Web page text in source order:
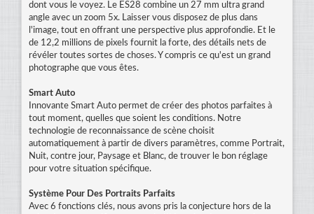
dont vous le voyez. Le ES28 combine un 27 mm ultra grand
angle avec un zoom 5x. Laisser vous disposez de plus dans
l'image, tout en offrant une perspective plus approfondie. Et le
de 12,2 millions de pixels fournit la forte, des détails nets de
révéler toutes sortes de choses. Y compris ce qu'est un grand
photographe que vous êtes.
Smart Auto
Innovante Smart Auto permet de créer des photos parfaites à
tout moment, quelles que soient les conditions. Notre
technologie de reconnaissance de scène choisit
automatiquement à partir de divers paramètres, comme Portrait,
Nuit, contre jour, Paysage et Blanc, de trouver le bon réglage
pour votre situation spécifique.
Système Pour Des Portraits Parfaits
Avec 6 fonctions clés, nous avons pris la conjecture hors de la